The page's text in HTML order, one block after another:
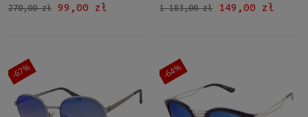
270,00 zł 99,00 zł 1 183,00 zł 149,00 zł
-67% -64%